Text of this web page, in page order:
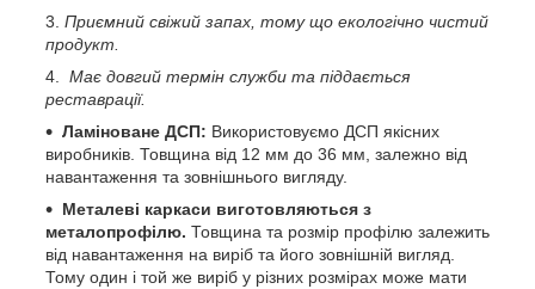
Приємний свіжий запах, тому що екологічно чистий
продукт.
Має довгий термін служби та піддається
реставрації.
Ламіноване ДСП: Використовуємо ДСП якісних
виробників. Товщина від 12 мм до 36 мм, залежно від
навантаження та зовнішнього вигляду.
Металеві каркаси виготовляються з
металопрофілю. Товщина та розмір профілю залежить
від навантаження на виріб та його зовнішній вигляд.
Тому один і той же виріб у різних розмірах може мати